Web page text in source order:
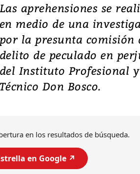
Las aprehensiones se
en medio de una
por la presunta comisión
delito de peculado en
del Instituto Profesional y
Técnico Don Bosco.
en los resultados de búsqueda.
en Google ↗️